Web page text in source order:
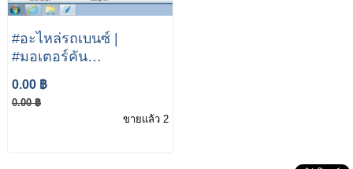
#อะไหล่รถเบนซ์ |
#มอเตอร์คัน
benz W212 W204 W207
| #M271Engine|
0.00 ฿
0.00 ฿
ขายแล้ว 2